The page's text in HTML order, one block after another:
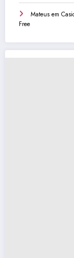
Mateus em
Free